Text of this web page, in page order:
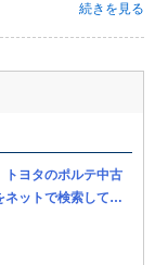
続きを見る
トヨタのポルテ中古
ットで検索して見
るとポルテは運転